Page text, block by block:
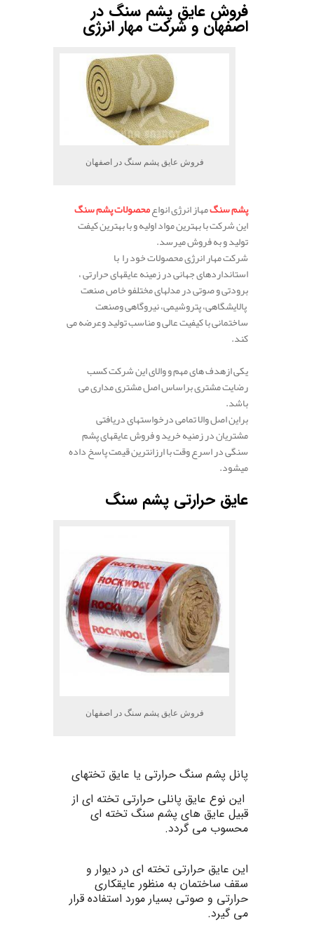
فروش عایق پشم سنگ در
اصفهان و شرکت مهار انرژی
فروش عایق پشم سنگ در اصفهان
پشمسنگمهاز انرژی انواعمحصولاتپشمسنگ
این شرکت با بهترین مواد اولیه و با بهترین کیفت
تولید و به فروش میرسد.
شرکت مهار انرژی محصولات خود رابا
استانداردهایجهانیدرزمینهعایقهایحرارتی ،
برودتیوصوتیدرمدلهایمختلفو خاص صنعت
پالایشگاهی،پتروشیمی،نیروگاهیوصنعت
ساختمانیباکیفیتعالی و مناسبتولیدوعرضهمی
کند.
یکیازهدف هایمهم و والایاینشرکتکسب
رضایتمشتریبراساساصلمشتریمداری می
باشد.
براین اصل والا تمامیدرخواستهایدریافتی
مشتریان در زمنیه خرید و فروش عایقهای پشم
سنگیدراسرعوقتبا ارزانترینقیمتپاسخداده
میشود.
عایق حرارتی پشم سنگ
فروش عایق پشم سنگ در اصفهان
پانل پشم سنگ حرارتی یا عایق تختهای
این نوع عایق پانلی حرارتی تخته ای از
قبیل عایق های پشم سنگ تخته ای
محسوب می گردد.
این عایق حرارتی تخته ای در دیوار و
سقف ساختمان به منظور عایقکاری
حرارتی و صوتی بسیار مورد استفاده قرار
می گیرد.